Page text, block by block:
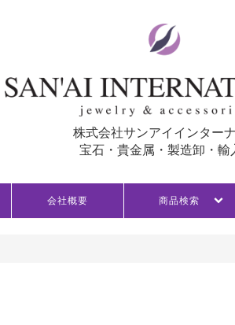
株式会社サンアイインター
宝石・貴金属・製造卸・輸
会社概要 商品検索